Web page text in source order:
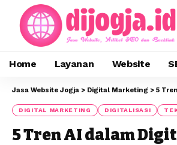
Home Layanan Website
Jasa Website Jogja > Digital Marketing > 5 Tren
DIGITAL MARKETING DIGITALISASI
5 Tren AI dalam